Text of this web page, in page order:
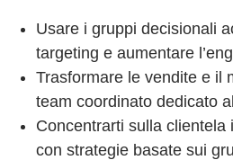
Usare i gruppi decisionali
targeting e aumentare
Trasformare le vendite e il
team coordinato dedicato
Concentrarti sulla clientela
con strategie basate sui